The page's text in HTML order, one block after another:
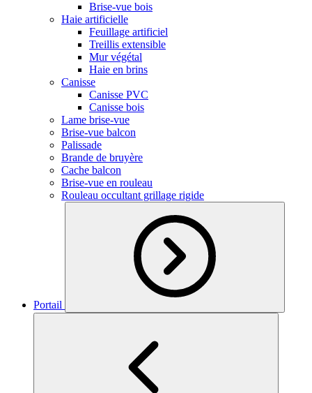
Brise-vue bois
Haie artificielle
Feuillage artificiel
Treillis extensible
Mur végétal
Haie en brins
Canisse
Canisse PVC
Canisse bois
Lame brise-vue
Brise-vue balcon
Palissade
Brande de bruyère
Cache balcon
Brise-vue en rouleau
Rouleau occultant grillage rigide
Portail